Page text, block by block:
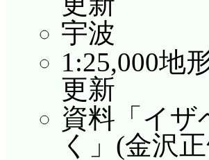
宇波
1:25,000地
更新
資料「イザ
く」(金沢